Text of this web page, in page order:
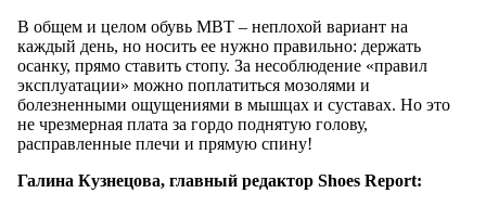
В общем и целом обувь MBT – неплохой вариант на
каждый день, но носить ее нужно правильно: держать
осанку, прямо ставить стопу. За несоблюдение «правил
эксплуатации» можно поплатиться мозолями и
болезненными ощущениями в мышцах и суставах. Но это
не чрезмерная плата за гордо поднятую голову,
расправленные плечи и прямую спину!
Галина Кузнецова, главный редактор Shoes Report: